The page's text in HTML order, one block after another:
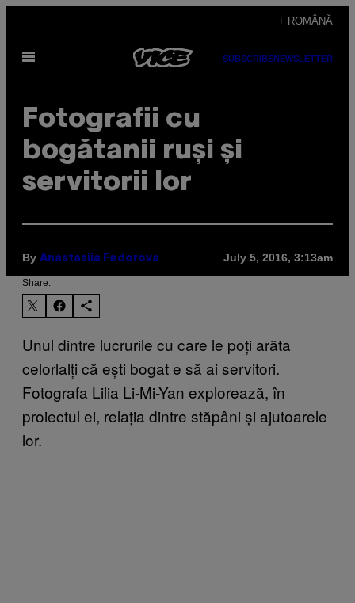
content
+ ROMÂNĂ
Open
SUBSCRIBENEWSLETTER
​Fotografii cu
bogătanii ruși și
servitorii lor
By Anastasiia Fedorova July 5, 2016, 3:13am
Share:
Unul dintre lucrurile cu care le poți arăta
celorlalți că ești bogat e să ai servitori.
Fotografa Lilia Li-Mi-Yan explorează, în
proiectul ei, relația dintre stăpâni și ajutoarele
lor.